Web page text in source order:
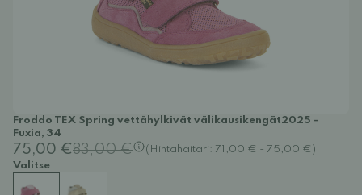
Froddo TEX Spring vettähylkivät välikausikengät2025 -
Fuxia, 34
75,00 €83,00 €
(Hintahaitari: 71,00 € - 75,00 €)
Valitse